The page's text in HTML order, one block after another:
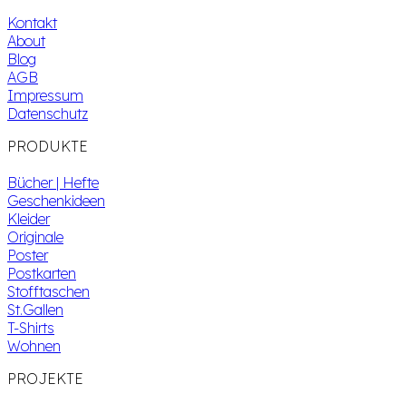
Kontakt
About
Blog
AGB
Impressum
Datenschutz
PRODUKTE
Bücher | Hefte
Geschenkideen
Kleider
Originale
Poster
Postkarten
Stofftaschen
St.Gallen
T-Shirts
Wohnen
PROJEKTE